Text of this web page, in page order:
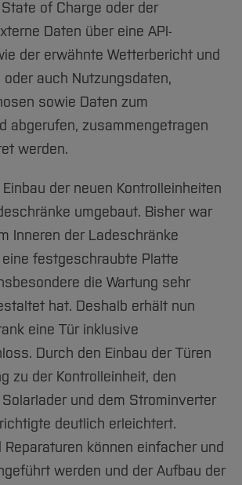
of Charge oder der
Daten über eine API-
der erwähnte Wetterbericht und
oder auch Nutzungsdaten,
sowie Daten zum
abgerufen, zusammengetragen
werden.
der neuen Kontrolleinheiten
umgebaut. Bisher war
Inneren der Ladeschränke
festgeschraubte Platte
die Wartung sehr
hat. Deshalb erhält nun
eine Tür inklusive
Durch den Einbau der Türen
zu der Kontrolleinheit, den
und dem Strominverter
deutlich erleichtert.
Reparaturen können einfacher und
werden und der Aufbau der